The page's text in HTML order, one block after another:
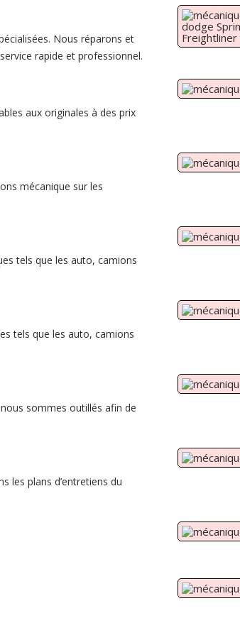
Nous réparons et
rapide et professionnel.
aux originales à des prix
mécanique sur les
tels que les auto, camions
tels que les auto, camions
sommes outillés afin de
les plans d’entretiens du